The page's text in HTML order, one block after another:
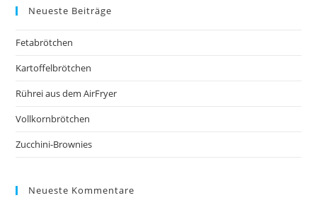
Neueste Beiträge
Fetabrötchen
Kartoffelbrötchen
Rührei aus dem AirFryer
Vollkornbrötchen
Zucchini-Brownies
Neueste Kommentare